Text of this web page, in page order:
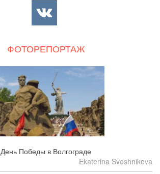
ФОТОРЕПОРТАЖ
День Победы в Волгограде
Ekaterina Sveshnikova